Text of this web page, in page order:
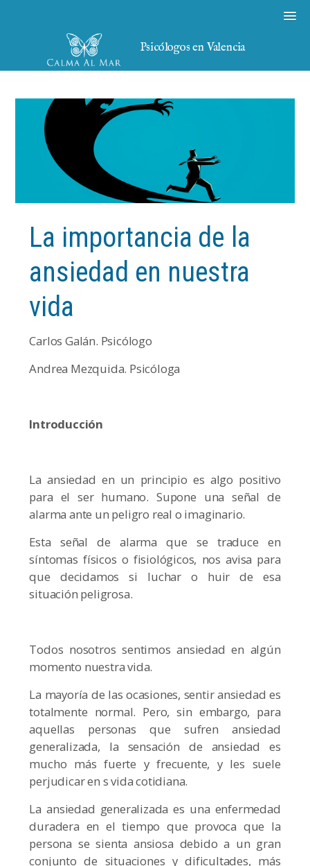
Psicólogos en Valencia
La importancia de la
ansiedad en nuestra
vida
Carlos Galán. Psicólogo
Andrea Mezquida. Psicóloga
Introducción
La ansiedad en un principio es algo positivo
para el ser humano. Supone una señal de
alarma ante un peligro real o imaginario.
Esta señal de alarma que se traduce en
síntomas físicos o fisiológicos, nos avisa para
que decidamos si luchar o huir de esa
situación peligrosa.
Todos nosotros sentimos ansiedad en algún
momento nuestra vida.
La mayoría de las ocasiones, sentir ansiedad es
totalmente normal. Pero, sin embargo, para
aquellas personas que sufren ansiedad
generalizada, la sensación de ansiedad es
mucho más fuerte y frecuente, y les suele
perjudicar en s vida cotidiana.
La ansiedad generalizada es una enfermedad
duradera en el tiempo que provoca que la
persona se sienta ansiosa debido a un gran
conjunto de situaciones y dificultades, más